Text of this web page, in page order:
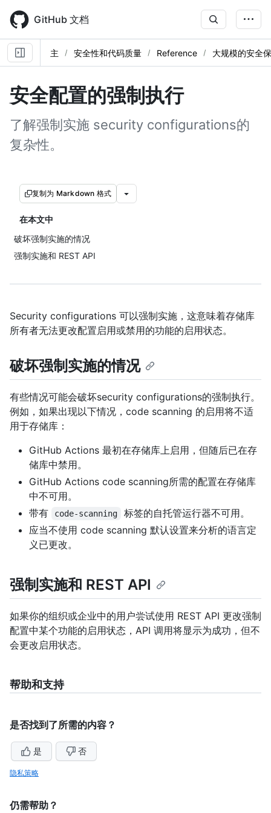
main
content
GitHub 文档
主 安全性和代码质量 Reference 大规模的安全
安全配置的强制执行
了解强制实施 security configurations的
复杂性。
复制为 Markdown 格式
在本文中
破坏强制实施的情况
强制实施和 REST API
Security configurations 可以强制实施，这意味着存储库
所有者无法更改配置启用或禁用的功能的启用状态。
破坏强制实施的情况
有些情况可能会破坏security configurations的强制执行。
例如，如果出现以下情况，code scanning 的启用将不适
用于存储库：
GitHub Actions 最初在存储库上启用，但随后已在存
储库中禁用。
GitHub Actions code scanning所需的配置在存储库
中不可用。
带有
code-scanning
标签的自托管运行器不可用。
应当不使用 code scanning 默认设置来分析的语言定
义已更改。
强制实施和 REST API
如果你的组织或企业中的用户尝试使用 REST API 更改强制
配置中某个功能的启用状态，API 调用将显示为成功，但不
会更改启用状态。
帮助和支持
是否找到了所需的内容？
是 否
隐私策略
仍需帮助？